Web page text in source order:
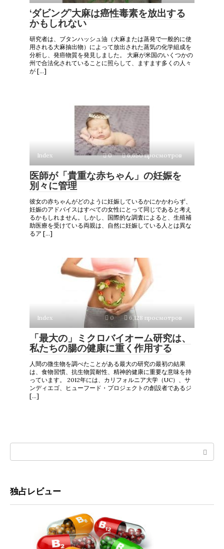
‘ダビング’大麻は癌性毒素を放出する
かもしれない
研究者は、ブタンハッシュ油（大麻または蒸発で一般的に使
用される大麻抽出物）によって放出された蒸気の化学組成を
分析し、発癌物質を発見しました。 大麻が米国のいくつかの
州で合法化されていることに照らして、ますます多くの人々
が […]
Index 0 6,650 просмотров
医師が「貴重な赤ちゃん」の妊娠を
別々に管理
彼女の赤ちゃんがどのように妊娠しているかにかかわらず、
妊娠のアドバイスはすべての女性にとって同じであると考え
るかもしれません。しかし、国際的な調査によると、生殖補
助医療を受けている両親は、自然に妊娠している人とは異な
るア […]
Index 0 6,128 просмотров
「最大の」ミクロバイオーム研究は、
私たちの腸の健康に重く作用する
人間の微生物を調べたことがある最大の研究の最初の結果
は、食物習慣、抗生物質耐性、精神的健康に重要な意味を持
っています。 2012年には、カリフォルニア大学（UC）、サ
ンディエゴ、ヒューフード・プロジェクトの創設者であるジ
[…]
独占レビュー